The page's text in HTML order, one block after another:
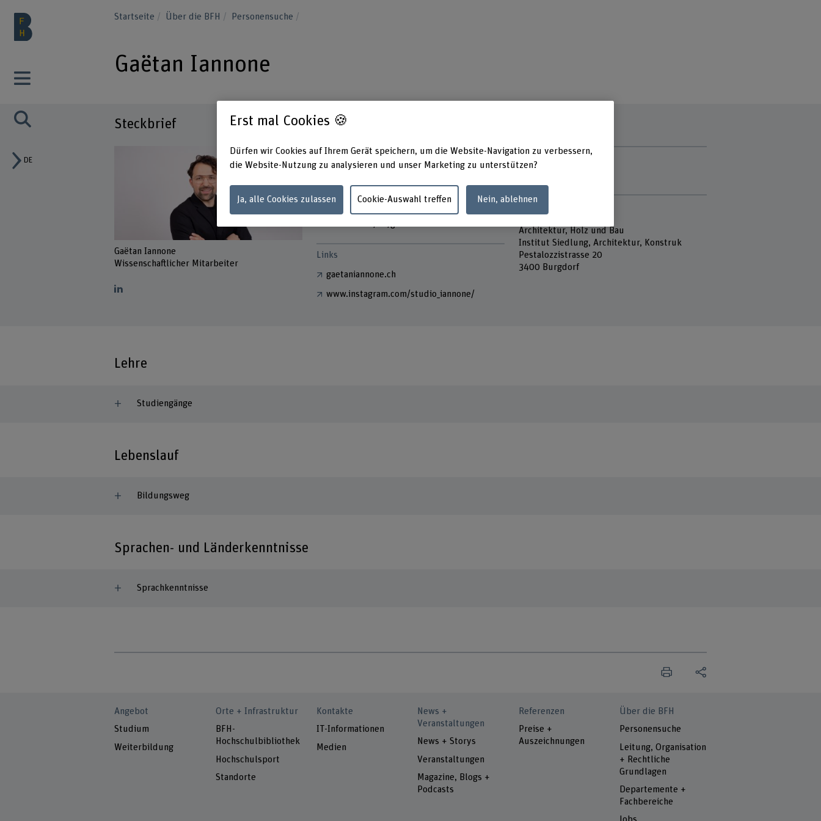
DE
Startseite Über die BFH Personensuche
Gaëtan Iannone
Steckbrief
Gaëtan Iannone
Wissenschaftlicher Mitarbeiter
E-Mail anzeigen
Links
gaetaniannone.ch
www.instagram.com/studio_iannone/
Dienstag
Architektur, Holz und Bau
Institut Siedlung, Architektur, Konstruk
Pestalozzistrasse 20
3400 Burgdorf
Lehre
Studiengänge
Lebenslauf
Bildungsweg
Sprachen- und Länderkenntnisse
Sprachkenntnisse
Angebot
Studium
Weiterbildung
Orte + Infrastruktur
BFH-
Hochschulbibliothek
Hochschulsport
Standorte
Kontakte
IT-Informationen
Medien
News +
Veranstaltungen
News + Storys
Veranstaltungen
Magazine, Blogs +
Podcasts
Referenzen
Preise +
Auszeichnungen
Über die BFH
Personensuche
Leitung, Organisation
+ Rechtliche
Grundlagen
Departemente +
Fachbereiche
Erst mal Cookies 🍪
Dürfen wir Cookies auf Ihrem Gerät speichern, um die Website-Navigation zu verbessern,
die Website-Nutzung zu analysieren und unser Marketing zu unterstützen?
Ja, alle Cookies zulassen Cookie-Auswahl treffen Nein, ablehnen